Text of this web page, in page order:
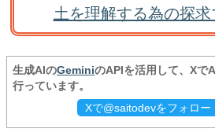
土を理解する為の探求
生成AIのGeminiのAPIを活用して、Xで
行っています。
Xで@saitodevをフォロー